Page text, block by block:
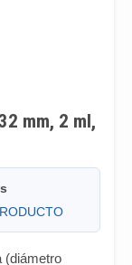
mm, 2 ml,
(diámetro